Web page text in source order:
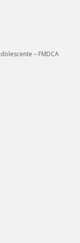
– FMDCA